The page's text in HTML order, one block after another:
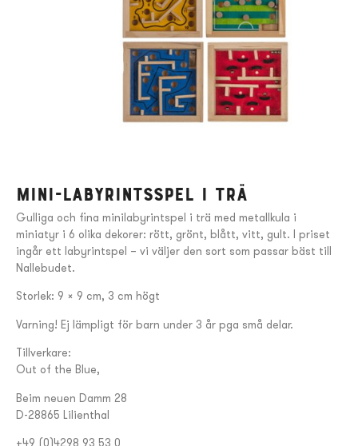
Mini-labyrintsspel i trä
Gulliga och fina minilabyrintspel i trä med metallkula i
miniatyr i 6 olika dekorer: rött, grönt, blått, vitt, gult. I priset
ingår ett labyrintspel – vi väljer den sort som passar bäst till
Nallebudet.
Storlek: 9 x 9 cm, 3 cm högt
Varning! Ej lämpligt för barn under 3 år pga små delar.
Tillverkare:
Out of the Blue,
Beim neuen Damm 28
D-28865 Lilienthal
+49 (0)4298 93 53 0